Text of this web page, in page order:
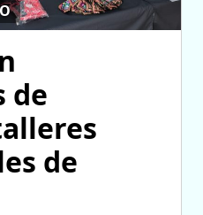
de
de